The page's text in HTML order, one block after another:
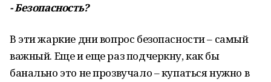
- Безопасность?
В эти жаркие дни вопрос безопасности – самый
важный. Еще и еще раз подчеркну, как бы
банально это не прозвучало – купаться нужно в